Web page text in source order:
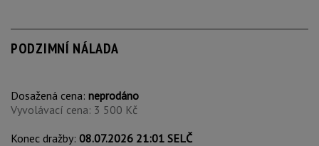
PODZIMNÍ NÁLADA
Dosažená cena: neprodáno
Vyvolávací cena: 3 500 Kč
Konec dražby: 08.07.2026 21:01 SELČ